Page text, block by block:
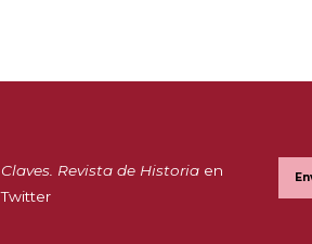
Claves. Revista de Historia en
Twitter